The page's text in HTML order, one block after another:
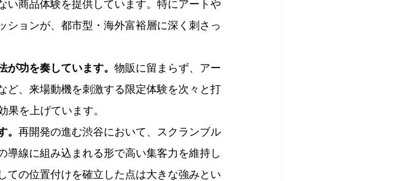
い商品体験を提供しています。特にアートや
ションが、都市型・海外富裕層に深く刺さっ
功を奏しています。 物販に留まらず、アー
ど、来場動機を刺激する限定体験を次々と打
果を上げています。
。 再開発の進む渋谷において、スクランブル
線に組み込まれる形で高い集客力を維持し
ての位置付けを確立した点は大きな強みとい